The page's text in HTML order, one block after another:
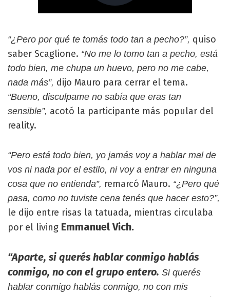
“¿Pero por qué te tomás todo tan a pecho?”, quiso
saber Scaglione. “No me lo tomo tan a pecho, está
todo bien, me chupa un huevo, pero no me cabe,
nada más”, dijo Mauro para cerrar el tema.
“Bueno, disculpame no sabía que eras tan
sensible”, acotó la participante más popular del
reality.
“Pero está todo bien, yo jamás voy a hablar mal de
vos ni nada por el estilo, ni voy a entrar en ninguna
cosa que no entienda”, remarcó Mauro. “¿Pero qué
pasa, como no tuviste cena tenés que hacer esto?”,
le dijo entre risas la tatuada, mientras circulaba
por el living Emmanuel Vich.
“Aparte, si querés hablar conmigo hablás
conmigo, no con el grupo entero. Si querés
hablar conmigo hablás conmigo, no con mis